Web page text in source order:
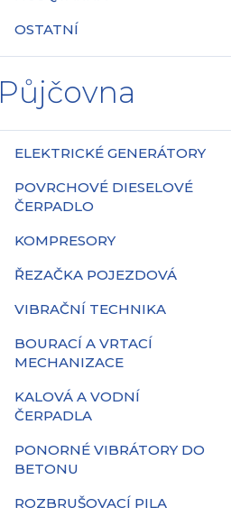
OSTATNÍ
Půjčovna
ELEKTRICKÉ GENERÁTORY
POVRCHOVÉ DIESELOVÉ
ČERPADLO
KOMPRESORY
ŘEZAČKA POJEZDOVÁ
VIBRAČNÍ TECHNIKA
BOURACÍ A VRTACÍ
MECHANIZACE
KALOVÁ A VODNÍ
ČERPADLA
PONORNÉ VIBRÁTORY DO
BETONU
ROZBRUŠOVACÍ PILA